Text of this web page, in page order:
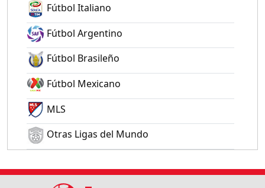
Fútbol Italiano
Fútbol Argentino
Fútbol Brasileño
Fútbol Mexicano
MLS
Otras Ligas del Mundo